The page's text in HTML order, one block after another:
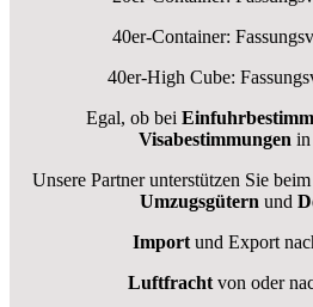
40er-Container:
40er-High Cube:
Egal, ob bei
Visabestimmungen in
Unsere Partner unterstützen Sie
Umzugsgütern und
Import und Export
Luftfracht von oder